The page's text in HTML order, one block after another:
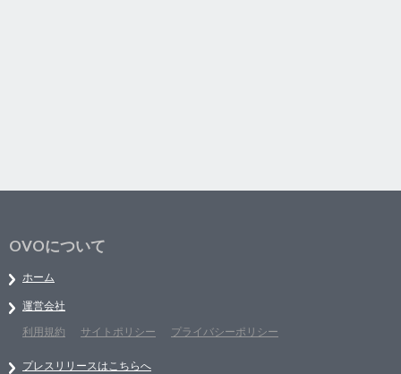
OVOについて
ホーム
運営会社
利用規約
サイトポリシー プライバシーポリシー
プレスリリースはこちらへ